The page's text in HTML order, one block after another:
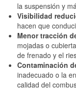
la suspensión y
Visibilidad
hacen que
Menor tracción
mojadas o
de frenado y el
Contaminación
inadecuado o la
calidad del